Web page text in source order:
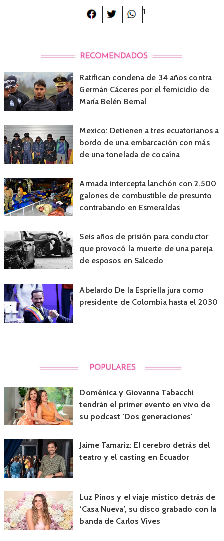
1
Ratifican condena de 34 años contra
Germán Cáceres por el femicidio de
María Belén Bernal
Mexico: Detienen a tres ecuatorianos a
bordo de una embarcación con más
de una tonelada de cocaína
Armada intercepta lanchón con 2.500
galones de combustible de presunto
contrabando en Esmeraldas
Seis años de prisión para conductor
que provocó la muerte de una pareja
de esposos en Salcedo
Abelardo De la Espriella jura como
presidente de Colombia hasta el 2030
Doménica y Giovanna Tabacchi
tendrán el primer evento en vivo de
su podcast 'Dos generaciones'
Jaime Tamariz: El cerebro detrás del
teatro y el casting en Ecuador
Luz Pinos y el viaje místico detrás de
‘Casa Nueva’, su disco grabado con la
banda de Carlos Vives